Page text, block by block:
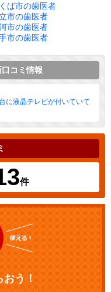
ば市の歯医者
市の歯医者
市の歯医者
市の歯医者
コミ情報
に液晶テレビが付いていて
件
おう！